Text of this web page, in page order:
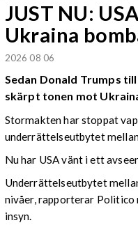
JUST NU:
Ukraina
2026 08 06
Sedan Donald Trumps
skärpt tonen mot
Stormakten har stoppat
underrättelseutbytet
Nu har USA vänt i ett
Underrättelseutbytet
nivåer, rapporterar
insyn.